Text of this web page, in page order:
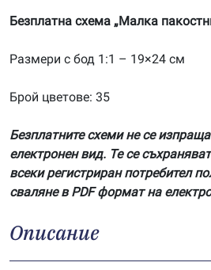
Безплатна схема „Малка
Размери с бод 1:1 – 19×24 см
Брой цветове: 35
Безплатните схеми не се
електронен вид. Те се
всеки регистриран потребител
сваляне в PDF формат на
Описание